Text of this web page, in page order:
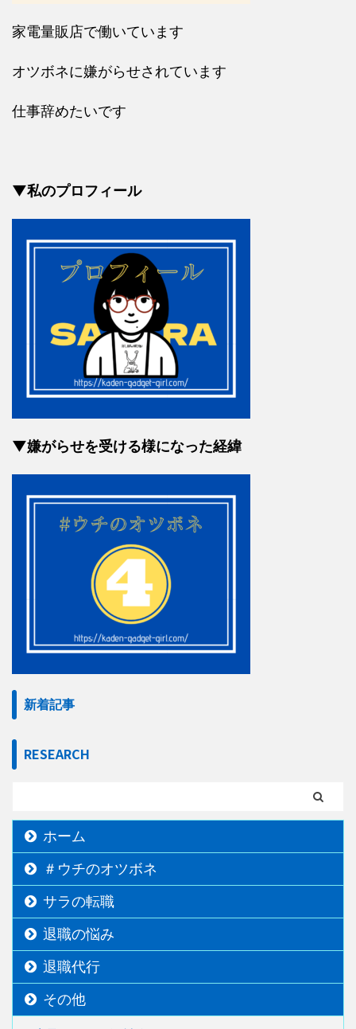
家電量販店で働いています
オツボネに嫌がらせされています
仕事辞めたいです
▼私のプロフィール
▼嫌がらせを受ける様になった経緯
新着記事
RESEARCH
ホーム
＃ウチのオツボネ
サラの転職
退職の悩み
退職代行
その他